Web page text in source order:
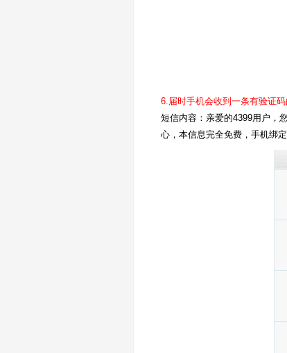
6.届时手机会收到一条有验证
短信内容：亲爱的4399用户，
心，本信息完全免费，手机绑